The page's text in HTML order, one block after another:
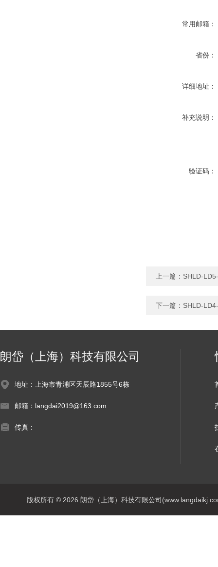
常用邮箱：
省份：
详细地址：
补充说明：
验证码：
上一篇： SHLD-
下一篇： SHLD-
朗岱（上海）科技有限公司
地址：上海市青浦区天辰路1855号6栋
邮箱：langdai2019@163.com
传真：
版权所有 © 2026 朗岱（上海）科技有限公司